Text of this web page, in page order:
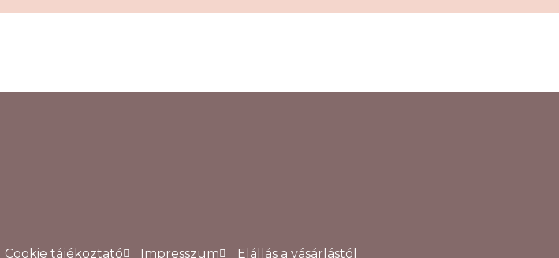
Cookie tájékoztató Impresszum Elállás a vásárlástól